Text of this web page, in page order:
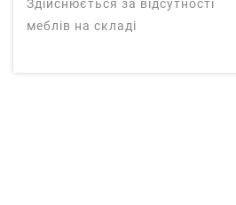
Здійснюється за відсутності
меблів на складі